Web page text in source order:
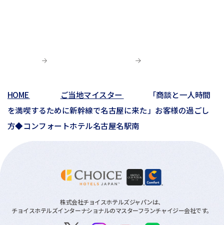
HOME ご当地マイスター
「商談と一人時間
を満喫するために新幹線で名古屋に来た」お客様の過ごし
方◆コンフォートホテル名古屋名駅南
株式会社チョイスホテルズジャパンは、
チョイスホテルズインターナショナルのマスターフランチャイジー会社です。